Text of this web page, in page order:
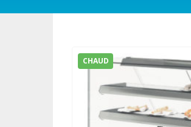
CHAUD